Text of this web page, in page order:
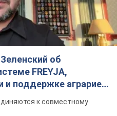
об
FREYJA,
и поддержке аграриев.
к совместному